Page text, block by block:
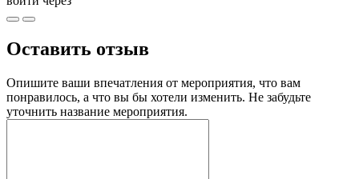
Оставить отзыв
Опишите ваши впечатления от мероприятия, что вам
понравилось, а что вы бы хотели изменить. Не забудьте
уточнить название мероприятия.